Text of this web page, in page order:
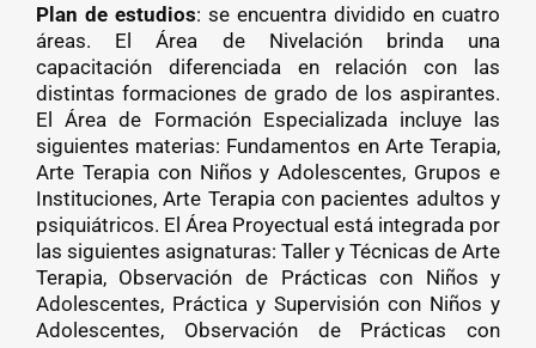
Plan de estudios: se encuentra dividido en cuatro
áreas. El Área de Nivelación brinda una
capacitación diferenciada en relación con las
distintas formaciones de grado de los aspirantes.
El Área de Formación Especializada incluye las
siguientes materias: Fundamentos en Arte Terapia,
Arte Terapia con Niños y Adolescentes, Grupos e
Instituciones, Arte Terapia con pacientes adultos y
psiquiátricos. El Área Proyectual está integrada por
las siguientes asignaturas: Taller y Técnicas de Arte
Terapia, Observación de Prácticas con Niños y
Adolescentes, Práctica y Supervisión con Niños y
Adolescentes, Observación de Prácticas con